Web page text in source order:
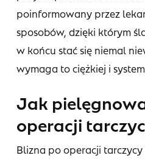
poinformowany przez
sposobów, dzięki którym
w końcu stać się niemal
wymaga to ciężkiej i
Jak
operacji
Blizna po operacji